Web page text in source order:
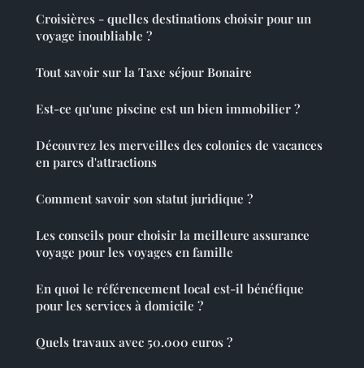
Croisières - quelles destinations choisir pour un
voyage inoubliable ?
Tout savoir sur la Taxe séjour Bonaire
Est-ce qu'une piscine est un bien immobilier ?
Découvrez les merveilles des colonies de vacances
en parcs d'attractions
Comment savoir son statut juridique ?
Les conseils pour choisir la meilleure assurance
voyage pour les voyages en famille
En quoi le référencement local est-il bénéfique
pour les services à domicile ?
Quels travaux avec 50.000 euros ?